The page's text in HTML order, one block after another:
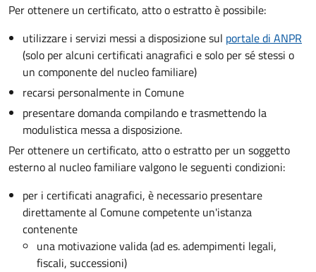
Per ottenere un certificato, atto o estratto è possibile:
utilizzare i servizi messi a disposizione sul portale di ANPR
(solo per alcuni certificati anagrafici e solo per sé stessi o
un componente del nucleo familiare)
recarsi personalmente in Comune
presentare domanda compilando e trasmettendo la
modulistica messa a disposizione.
Per ottenere un certificato, atto o estratto per un soggetto
esterno al nucleo familiare valgono le seguenti condizioni:
per i certificati anagrafici, è necessario presentare
direttamente al Comune competente un'istanza
contenente
una motivazione valida (ad es. adempimenti legali,
fiscali, successioni)